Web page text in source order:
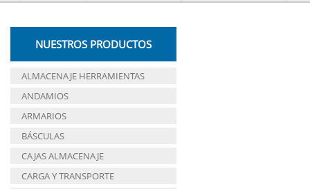
NUESTROS PRODUCTOS
ALMACENAJE HERRAMIENTAS
ANDAMIOS
ARMARIOS
BÁSCULAS
CAJAS ALMACENAJE
CARGA Y TRANSPORTE